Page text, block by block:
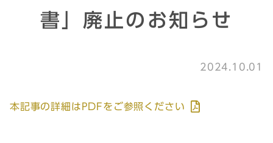
書」廃止のお知らせ
2024.10.01
本記事の詳細はPDFをご参照ください